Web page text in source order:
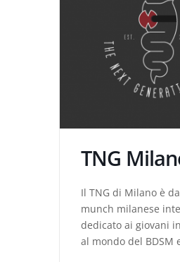
TNG
Il TNG di Milano è
munch milanese
dedicato ai giovani
al mondo del BDSM